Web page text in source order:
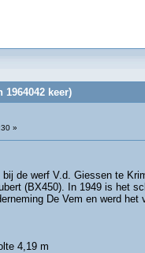
keer)
»
de werf V.d. Giessen te
(BX450). In 1949 is het
De Vem en werd
4,19 m